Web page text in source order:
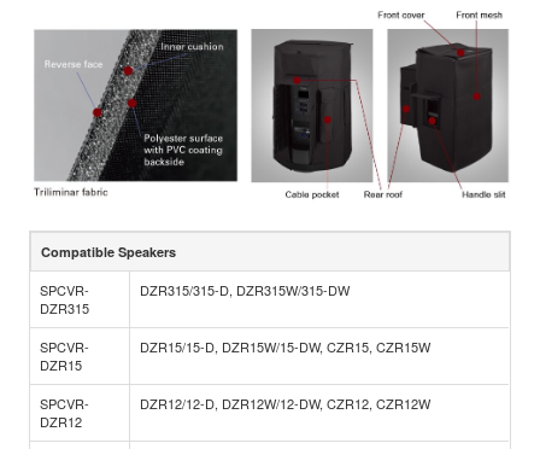
Compatible Speakers
SPCVR-
DZR315
DZR315/315-D, DZR315W/315-DW
SPCVR-
DZR15
DZR15/15-D, DZR15W/15-DW, CZR15, CZR15W
SPCVR-
DZR12
DZR12/12-D, DZR12W/12-DW, CZR12, CZR12W